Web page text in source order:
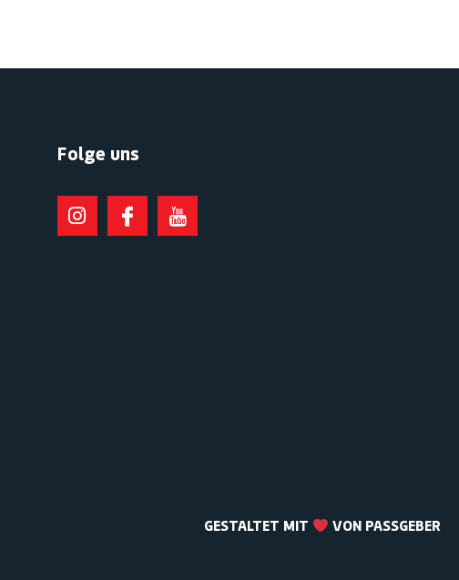
Folge uns
GESTALTET MIT VON PASSGEBER